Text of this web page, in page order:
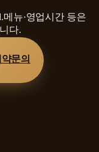
메뉴·영업시간 등은
다.
문의